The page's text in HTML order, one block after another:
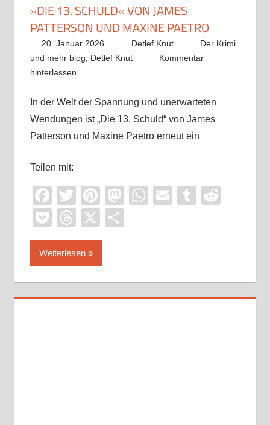
»DIE 13. SCHULD« VON JAMES
PATTERSON UND MAXINE PAETRO
20. Januar 2026 Detlef Knut
Der Krimi
und mehr blog
Detlef Knut
Kommentar
hinterlassen
In der Welt der Spannung und unerwarteten
Wendungen ist „Die 13. Schuld“ von James
Patterson und Maxine Paetro erneut ein
Teilen mit:
Facebook
TwitterPinterest
Mastodon
WhatsApp
EmailTumblr
PocketThreads
X
Weiterlesen